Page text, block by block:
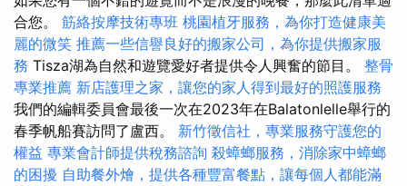
合您。 筋絡按摩技術專班 桃園植牙服務，為你打造健康美
麗的微笑 推薦一些信譽良好的搬家公司，為你提供搬家服
務 Tisza湖為自然和遊覽愛好者提供令人興奮的節目。 整骨
專業推薦 新店護理之家，讓您的家人得到最好的照護服務
我們的編輯委員會最後一次在2023年在Balatonlelle舉行的
春季帆船賽訪問了盧西。 新竹徵信社，專業服務守護您的
權益 專業會計師提供稅務諮詢 殺蟑螂服務，消除家中蟑螂
的困擾 自助餐外燴，提供各種豐富餐點，讓每個人都能滿